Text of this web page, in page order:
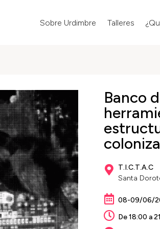
Sobre Urdimbre Talleres
Banco

T.I.C.T.A.C
Santa
 08-09/06/
 De 18:00 a